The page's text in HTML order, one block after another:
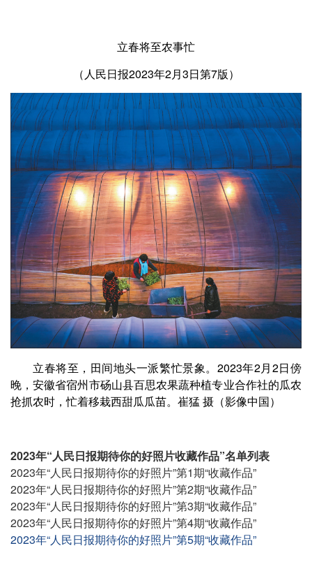
立春将至农事忙
（人民日报2023年2月3日第7版）
立春将至，田间地头一派繁忙景象。2023年2月2日傍
晚，安徽省宿州市砀山县百思农果蔬种植专业合作社的瓜农
抢抓农时，忙着移栽西甜瓜瓜苗。崔猛 摄（影像中国）
2023年“人民日报期待你的好照片收藏作品”名单列表
2023年“人民日报期待你的好照片”第1期“收藏作品”
2023年“人民日报期待你的好照片”第2期“收藏作品”
2023年“人民日报期待你的好照片”第3期“收藏作品”
2023年“人民日报期待你的好照片”第4期“收藏作品”
2023年“人民日报期待你的好照片”第5期“收藏作品”